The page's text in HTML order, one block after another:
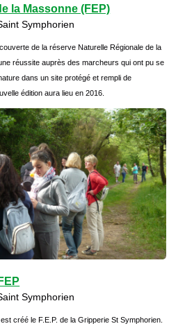
la Massonne (FEP)
Symphorien
de la réserve Naturelle Régionale de la
réussite auprès des marcheurs qui ont pu se
dans un site protégé et rempli de
édition aura lieu en 2016.
Symphorien
créé le F.E.P. de la Gripperie St Symphorien.